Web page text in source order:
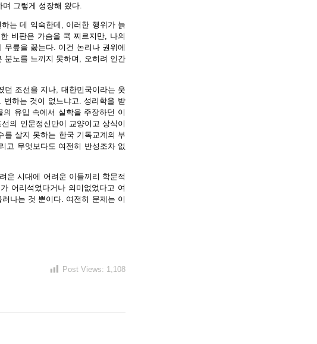
그렇게 성장해 왔다.
는 데 익숙한데, 이러한 행위가 늙
비판은 가슴을 쿡 찌르지만, 나의
릎을 꿇는다. 이건 논리나 권위에
분노를 느끼지 못하며, 오히려 인간
던 조선을 지나, 대한민국이라는 웃
하는 것이 없느냐고. 성리학을 받
유입 속에서 실학을 주장하던 이
의 인문정신만이 교양이고 상식이
를 살지 못하는 한국 기독교계의 부
고 무엇보다도 여전히 반성조차 없
운 시대에 어려운 이들끼리 학문적
어리석었다거나 의미없었다고 여
나는 것 뿐이다. 여전히 문제는 이
Post Views: 1,108